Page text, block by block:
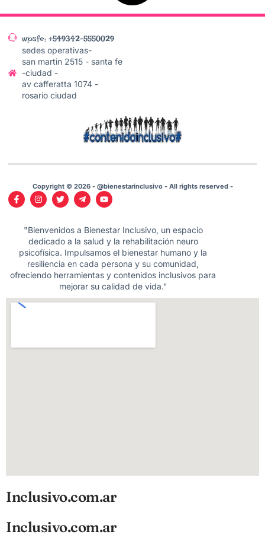
wpsfe: +549342-5550029
sedes operativas-
san martin 2515 - santa fe
-ciudad -
av cafferatta 1074 -
rosario ciudad
Copyright © 2026 - @bienestarinclusivo - All rights reserved -
"Bienvenidos a Bienestar Inclusivo, un espacio
dedicado a la salud y la rehabilitación neuro
psicofísica. Impulsamos el bienestar humano y la
resiliencia en cada persona y su comunidad,
ofreciendo herramientas y contenidos inclusivos para
mejorar su calidad de vida."
Inclusivo.com.ar
Inclusivo.com.ar